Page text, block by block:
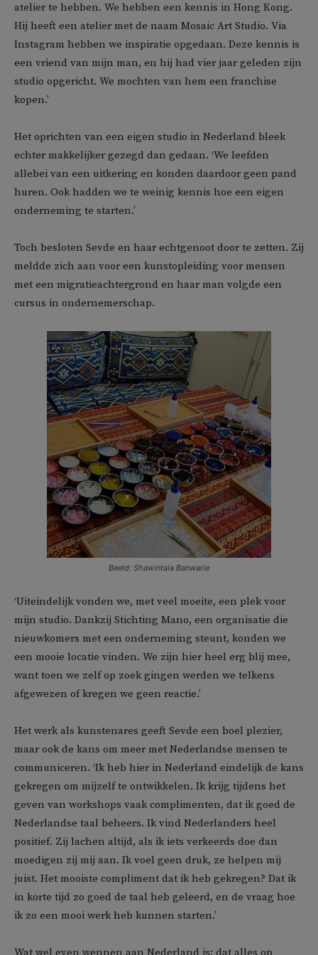
atelier te hebben. We hebben een kennis in Hong Kong.
Hij heeft een atelier met de naam Mosaic Art Studio. Via
Instagram hebben we inspiratie opgedaan. Deze kennis is
een vriend van mijn man, en hij had vier jaar geleden zijn
studio opgericht. We mochten van hem een franchise
kopen.’
Het oprichten van een eigen studio in Nederland bleek
echter makkelijker gezegd dan gedaan. ‘We leefden
allebei van een uitkering en konden daardoor geen pand
huren. Ook hadden we te weinig kennis hoe een eigen
onderneming te starten.’
Toch besloten Sevde en haar echtgenoot door te zetten. Zij
meldde zich aan voor een kunstopleiding voor mensen
met een migratieachtergrond en haar man volgde een
cursus in ondernemerschap.
Beeld: Shawintala Banwarie
‘Uiteindelijk vonden we, met veel moeite, een plek voor
mijn studio. Dankzij Stichting Mano, een organisatie die
nieuwkomers met een onderneming steunt, konden we
een mooie locatie vinden. We zijn hier heel erg blij mee,
want toen we zelf op zoek gingen werden we telkens
afgewezen of kregen we geen reactie.’
Het werk als kunstenares geeft Sevde een boel plezier,
maar ook de kans om meer met Nederlandse mensen te
communiceren. ‘Ik heb hier in Nederland eindelijk de kans
gekregen om mijzelf te ontwikkelen. Ik krijg tijdens het
geven van workshops vaak complimenten, dat ik goed de
Nederlandse taal beheers. Ik vind Nederlanders heel
positief. Zij lachen altijd, als ik iets verkeerds doe dan
moedigen zij mij aan. Ik voel geen druk, ze helpen mij
juist. Het mooiste compliment dat ik heb gekregen? Dat ik
in korte tijd zo goed de taal heb geleerd, en de vraag hoe
ik zo een mooi werk heb kunnen starten.’